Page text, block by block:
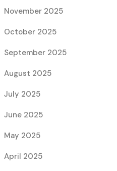
November 2025
October 2025
September 2025
August 2025
July 2025
June 2025
May 2025
April 2025